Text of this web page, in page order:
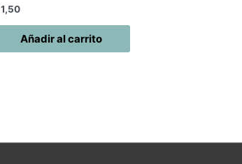
1,50
Añadir al carrito